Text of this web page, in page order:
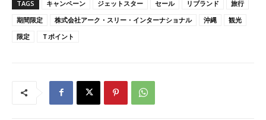
TAGS キャンペーン ジェットスター セール リブランド
旅行
期間限定
株式会社アーク・スリー・インターナショナル 沖縄
観光
限定
Ｔポイント